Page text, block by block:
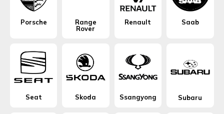
Porsche
Range
Rover
Renault Saab
Seat Skoda Ssangyong Subaru